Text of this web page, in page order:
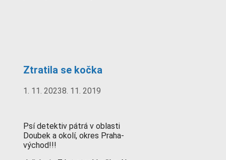
Ztratila se kočka
1. 11. 20238. 11. 2019
Psí detektiv pátrá v oblasti
Doubek a okolí, okres Praha-
východ!!!